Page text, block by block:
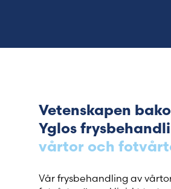
Vetenskapen
Yglos
vårtor och
Vår frysbehandling av